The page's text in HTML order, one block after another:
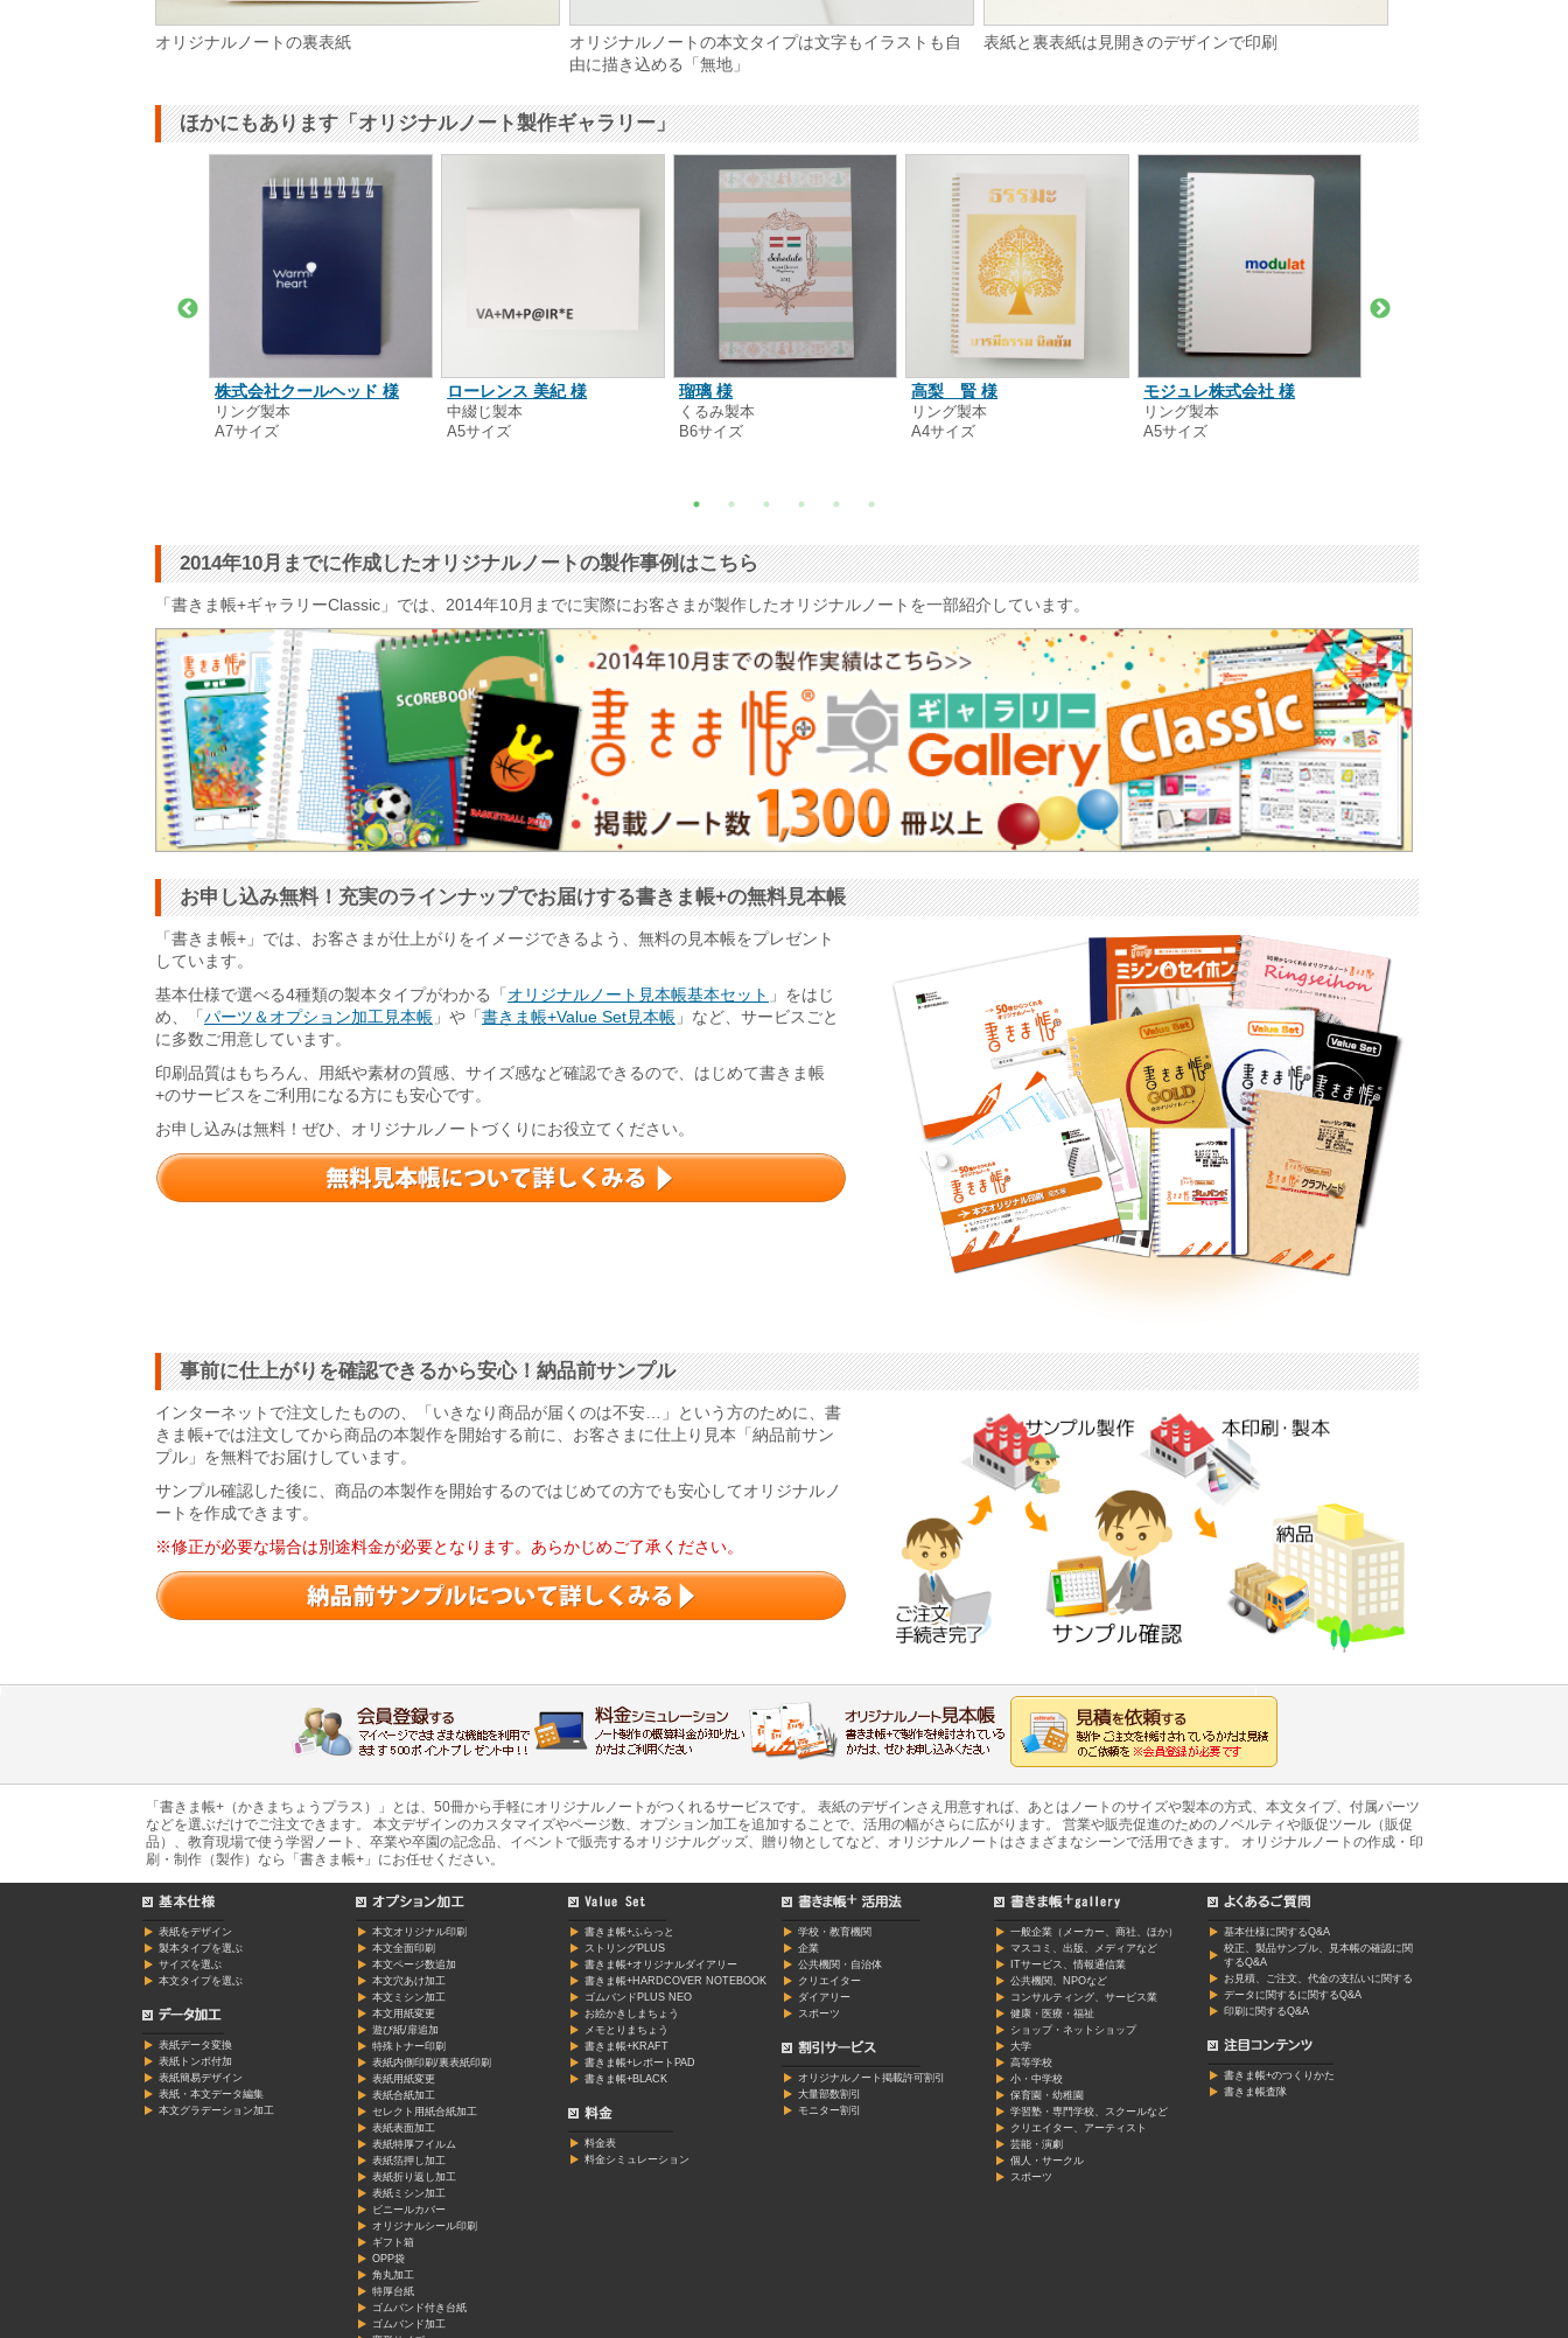
オリジナルノートの裏表紙
オリジナルノートの本文タイプは文字もイラストも自
由に描き込める「無地」
表紙と裏表紙は見開きのデザインで印刷
ほかにもあります「オリジナルノート製作ギャラリー」
株式会社クールヘッド 様
リング製本
A7サイズ
ローレンス 美紀 様
中綴じ製本
A5サイズ
瑠璃 様
くるみ製本
B6サイズ
高梨 賢 様
リング製本
A4サイズ
モジュレ株式会社 様
リング製本
A5サイズ
2014年10月までに作成したオリジナルノートの製作事例はこちら
「書きま帳+ギャラリーClassic」では、2014年10月までに実際にお客さまが製作したオリジナルノートを一部紹介しています。
お申し込み無料！充実のラインナップでお届けする書きま帳+の無料見本帳
「書きま帳+」では、お客さまが仕上がりをイメージできるよう、無料の見本帳をプレゼント
しています。
基本仕様で選べる4種類の製本タイプがわかる「 オリジナルノート見本帳基本セット 」をはじ
め、「 パーツ＆オプション加工見本帳 」や「 書きま帳+Value Set見本帳 」など、サービスごと
に多数ご用意しています。
印刷品質はもちろん、用紙や素材の質感、サイズ感など確認できるので、はじめて書きま帳
+のサービスをご利用になる方にも安心です。
お申し込みは無料！ぜひ、オリジナルノートづくりにお役立てください。
事前に仕上がりを確認できるから安心！納品前サンプル
インターネットで注文したものの、「いきなり商品が届くのは不安…」という方のために、書
きま帳+では注文してから商品の本製作を開始する前に、お客さまに仕上り見本「納品前サン
プル」を無料でお届けしています。
サンプル確認した後に、商品の本製作を開始するのではじめての方でも安心してオリジナルノ
ートを作成できます。
※修正が必要な場合は別途料金が必要となります。あらかじめご了承ください。
「書きま帳+（かきまちょうプラス）」とは、50冊から手軽にオリジナルノートがつくれるサービスです。 表紙のデザインさえ用意すれば、あとはノートのサイズや製本の方式、本文タイプ、付属パーツ
などを選ぶだけでご注文できます。 本文デザインのカスタマイズやページ数、オプション加工を追加することで、活用の幅がさらに広がります。 営業や販売促進のためのノベルティや販促ツール（販促
品）、教育現場で使う学習ノート、卒業や卒園の記念品、イベントで販売するオリジナルグッズ、贈り物としてなど、オリジナルノートはさまざまなシーンで活用できます。 オリジナルノートの作成・印
刷・制作（製作）なら「書きま帳+」にお任せください。
表紙をデザイン
製本タイプを選ぶ
サイズを選ぶ
本文タイプを選ぶ
表紙データ変換
表紙トンボ付加
表紙簡易デザイン
表紙・本文データ編集
本文グラデーション加工
本文オリジナル印刷
本文全面印刷
本文ページ数追加
本文穴あけ加工
本文ミシン加工
本文用紙変更
遊び紙/扉追加
特殊トナー印刷
表紙内側印刷/裏表紙印刷
表紙用紙変更
表紙合紙加工
セレクト用紙合紙加工
表紙表面加工
表紙特厚フイルム
表紙箔押し加工
表紙折り返し加工
表紙ミシン加工
ビニールカバー
オリジナルシール印刷
ギフト箱
OPP袋
角丸加工
特厚台紙
ゴムバンド付き台紙
ゴムバンド加工
書きま帳+ふらっと
ストリングPLUS
書きま帳+オリジナルダイアリー
書きま帳+HARDCOVER NOTEBOOK
ゴムバンドPLUS NEO
お絵かきしまちょう
メモとりまちょう
書きま帳+KRAFT
書きま帳+レポートPAD
書きま帳+BLACK
料金表
料金シミュレーション
学校・教育機関
企業
公共機関・自治体
クリエイター
ダイアリー
スポーツ
オリジナルノート掲載許可割引
大量部数割引
モニター割引
一般企業（メーカー、商社、ほか）
マスコミ、出版、メディアなど
ITサービス、情報通信業
公共機関、NPOなど
コンサルティング、サービス業
健康・医療・福祉
ショップ・ネットショップ
大学
高等学校
小・中学校
保育園・幼稚園
学習塾・専門学校、スクールなど
クリエイター、アーティスト
芸能・演劇
個人・サークル
スポーツ
基本仕様に関するQ&A
校正、製品サンプル、見本帳の確認に関
するQ&A
お見積、ご注文、代金の支払いに関する
データに関するに関するQ&A
印刷に関するQ&A
書きま帳+のつくりかた
書きま帳査隊